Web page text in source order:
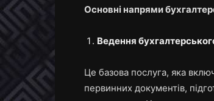
Основні напрями
Ведення
Це базова послуга, яка
первинних документів,